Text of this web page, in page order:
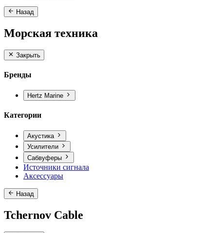
Назад
Морская техника
Закрыть
Бренды
Hertz Marine
Категории
Акустика
Усилители
Сабвуферы
Источники сигнала
Аксессуары
Назад
Tchernov Cable